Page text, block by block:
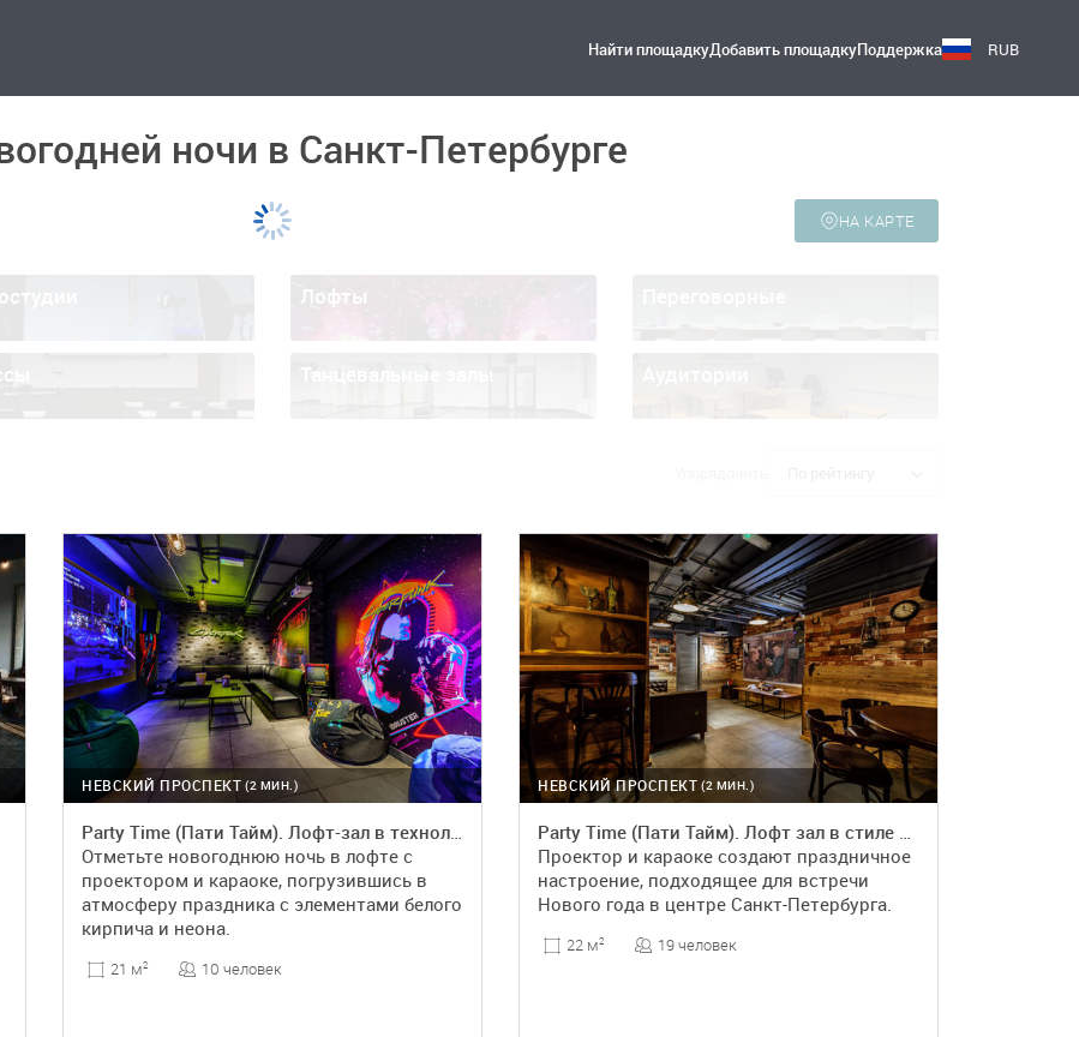
Найти площадкуДобавить площадкуПоддержка RUB
ночи в Санкт-Петербурге
НА КАРТЕ
Лофты
Танцевальные залы
(2 МИН.)
НЕВСКИЙ ПРОСПЕКТ
Party Time (Пати Тайм). Лофт-зал в технологическом стиле
Отметьте новогоднюю ночь в лофте с
проектором и караоке, погрузившись в
атмосферу праздника с элементами белого
кирпича и неона.
21 м2 10 человек
(2 МИН.)
НЕВСКИЙ ПРОСПЕКТ
Party Time (Пати Тайм). Лофт зал в стиле вестерна
Проектор и караоке создают праздничное
настроение, подходящее для встречи
Нового года в центре Санкт-Петербурга.
22 м2 19 человек